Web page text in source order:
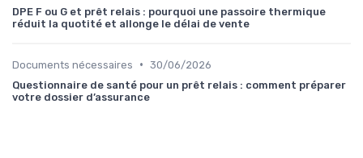
DPE F ou G et prêt relais : pourquoi une passoire thermique
réduit la quotité et allonge le délai de vente
Documents nécessaires • 30/06/2026
Questionnaire de santé pour un prêt relais : comment préparer
votre dossier d’assurance